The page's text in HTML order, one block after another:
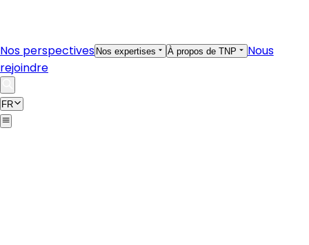
Nos perspectives Nos expertises À propos de TNP
Nous
rejoindre
FR